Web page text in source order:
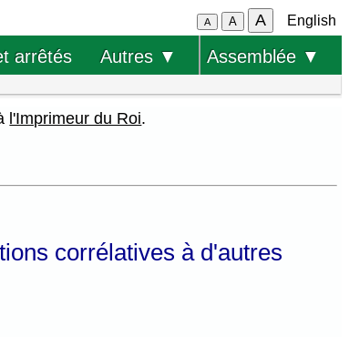
A A A English
arrêtés Autres ▼ Assemblée ▼
l'Imprimeur du Roi.
corrélatives à d'autres